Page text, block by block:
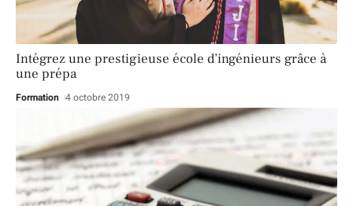
Intégrez une prestigieuse école d’ingénieurs grâce à
une prépa
Formation 4 octobre 2019